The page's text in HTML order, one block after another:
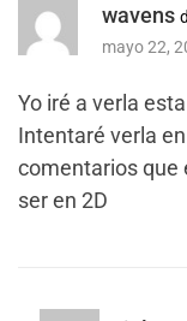
wavens
mayo 22,
Yo iré a verla
Intentaré verla
comentarios que
ser en 2D